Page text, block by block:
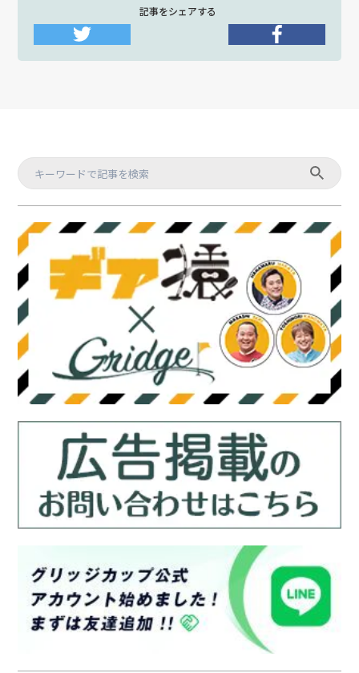
記事をシェアする